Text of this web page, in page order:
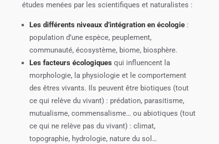
études menées par les scientifiques et naturalistes :
Les différents niveaux d’intégration en écologie:
population d’une espèce, peuplement,
communauté, écosystème, biome, biosphère.
Les facteurs écologiques qui influencent la
morphologie, la physiologie et le comportement
des êtres vivants. Ils peuvent être biotiques (tout
ce qui relève du vivant) : prédation, parasitisme,
mutualisme, commensalisme… ou abiotiques (tout
ce qui ne relève pas du vivant) : climat,
topographie, hydrologie, nature du sol…